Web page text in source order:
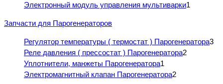
Электронный модуль управления мультиварки1
Запчасти для Парогенераторов
Регулятор температуры ( термостат ) Парогенератора3
Реле давления ( прессостат ) Парогенератора2
Уплотнители, манжеты Парогенератора1
Электромагнитный клапан Парогенератора2